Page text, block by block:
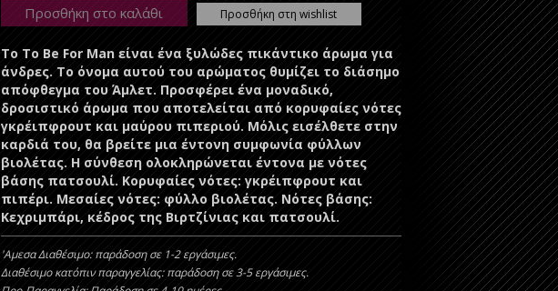
Προσθήκη στο καλάθι Προσθήκη στη wishlist
Το To Be For Man είναι ένα ξυλώδες πικάντικο άρωμα για
άνδρες. Το όνομα αυτού του αρώματος θυμίζει το διάσημο
απόφθεγμα του Άμλετ. Προσφέρει ένα μοναδικό,
δροσιστικό άρωμα που αποτελείται από κορυφαίες νότες
γκρέιπφρουτ και μαύρου πιπεριού. Μόλις εισέλθετε στην
καρδιά του, θα βρείτε μια έντονη συμφωνία φύλλων
βιολέτας. Η σύνθεση ολοκληρώνεται έντονα με νότες
βάσης πατσουλί. Κορυφαίες νότες: γκρέιπφρουτ και
πιπέρι. Μεσαίες νότες: φύλλο βιολέτας. Νότες βάσης:
Κεχριμπάρι, κέδρος της Βιρτζίνιας και πατσουλί.
'Aμεσα Διαθέσιμο: παράδοση σε 1-2 εργάσιμες.
Διαθέσιμο κατόπιν παραγγελίας: παράδοση σε 3-5 εργάσιμες.